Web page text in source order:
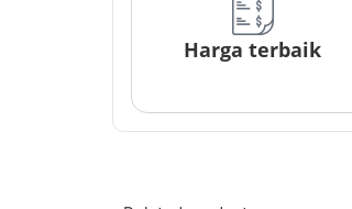
Harga terbaik